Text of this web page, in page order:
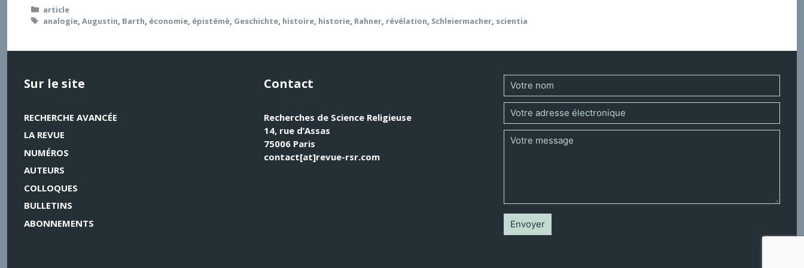
Catégories
article
Étiquettes
analogie ,Augustin Barth économie épistémè Geschichte histoire historie Rahner révélation Schleiermacher scientia
Sur le site
RECHERCHE AVANCÉE
LA REVUE
NUMÉROS
AUTEURS
COLLOQUES
BULLETINS
ABONNEMENTS
Contact
Recherches de Science Religieuse
14, rue d’Assas
75006 Paris
contact[at]revue-rsr.com